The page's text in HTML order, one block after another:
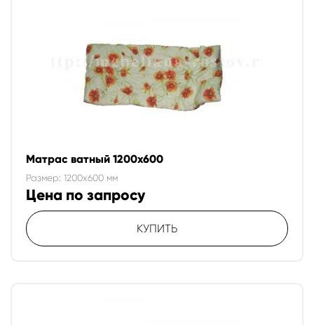
Матрас ватный 1200х600
Размер: 1200x600 мм
Цена по запросу
КУПИТЬ